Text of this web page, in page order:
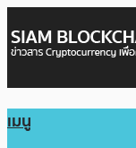
เมนู